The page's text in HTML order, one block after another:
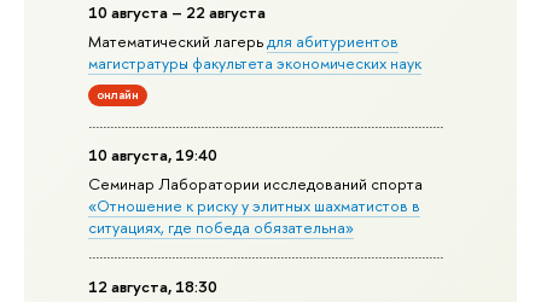
10 августа – 22 августа
Математический лагерьдля абитуриентов
магистратуры факультета экономических наук
онлайн
10 августа, 19:40
Семинар Лаборатории исследований спорта
«Отношение к риску у элитных шахматистов в
ситуациях, где победа обязательна»
12 августа, 18:30